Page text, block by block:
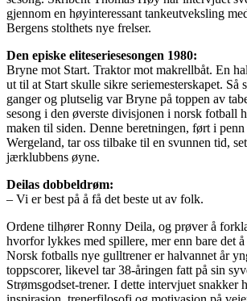
gjennom en høyinteressant tankeutveksling
Bergens stolthets nye frelser.
Den episke eliteseriesesongen 1980:
Bryne mot Start. Traktor mot makrellbåt. En
ut til at Start skulle sikre seriemesterskapet. Så
ganger og plutselig var Bryne på toppen av
sesong i den øverste divisjonen i norsk fotball
maken til siden. Denne beretningen, ført i
Wergeland, tar oss tilbake til en svunnen tid,
jærklubbens øyne.
Deilas dobbeldrøm:
– Vi er best på å få det beste ut av folk.
Ordene tilhører Ronny Deila, og prøver å
hvorfor lykkes med spillere, mer enn bare det
Norsk fotballs nye gulltrener er halvannet år
toppscorer, likevel tar 38-åringen fatt på sin
Strømsgodset-trener. I dette intervjuet snakker